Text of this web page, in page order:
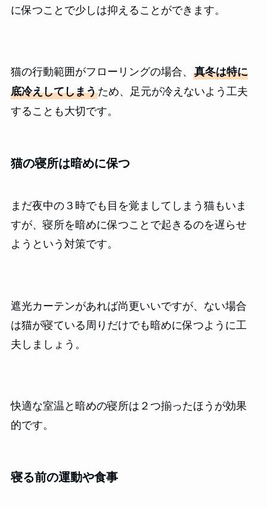
に保つことで少しは抑えることができます。
猫の行動範囲がフローリングの場合、 真冬は特に
底冷えしてしまうため、足元が冷えないよう工夫
することも大切です。
猫の寝所は暗めに保つ
まだ夜中の３時でも目を覚ましてしまう猫もいま
すが、寝所を暗めに保つことで起きるのを遅らせ
ようという対策です。
遮光カーテンがあれば尚更いいですが、ない場合
は猫が寝ている周りだけでも暗めに保つように工
夫しましょう。
快適な室温と暗めの寝所は２つ揃ったほうが効果
的です。
寝る前の運動や食事